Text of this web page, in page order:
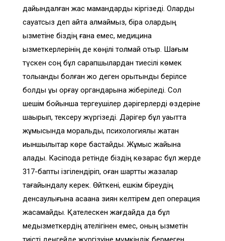
дайындалған жас мамандарды кіргізеді. Оларды
сауатсыз деп айта алмаймыз, бірақ олардың
қызметіне біздің ғана емес, медицина
қызметкерлерінің де көңілі толмай отыр. Шағым
түскен соң бұл сарапшылардан тиесілі көмек
толыққанды болған жоқ деген қорытынды берілсе
болды құқық қорғау органдарына жіберіледі. Сол
шешім бойынша тергеушілер дәрігерлерді өздеріне
шақырып, тексеру жүргізеді. Дәрігер бұл уақытта
жұмысында моральдық, психологиялық жақтан
қиыншылықтар көре бастайды. Жұмыс жайына
қалады. Кәсіподақ ретінде біздің көзқарас бұл жерде
317-бапты ізгілендіріп, оған шартты жазалар
тағайындалу керек. Өйткені, ешкім біреудің
денсаулығына қасақана зиян келтірем деп операция
жасамайды. Қателескен жағдайда да бұл
медқызметкердің қателігінен емес, оның қызметін